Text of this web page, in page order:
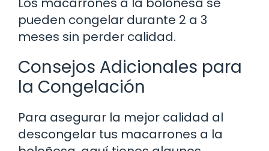
pueden congelar durante 2 a 3
meses sin perder calidad.
Consejos Adicionales para
la Congelación
Para asegurar la mejor calidad al
descongelar tus macarrones a la